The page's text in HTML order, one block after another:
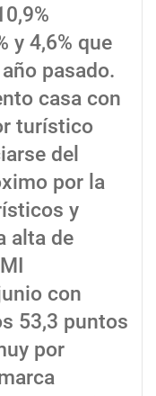
y 4,6% que
pasado.
casa con
turístico
del
por la
y
alta de
con
53,3 puntos
por